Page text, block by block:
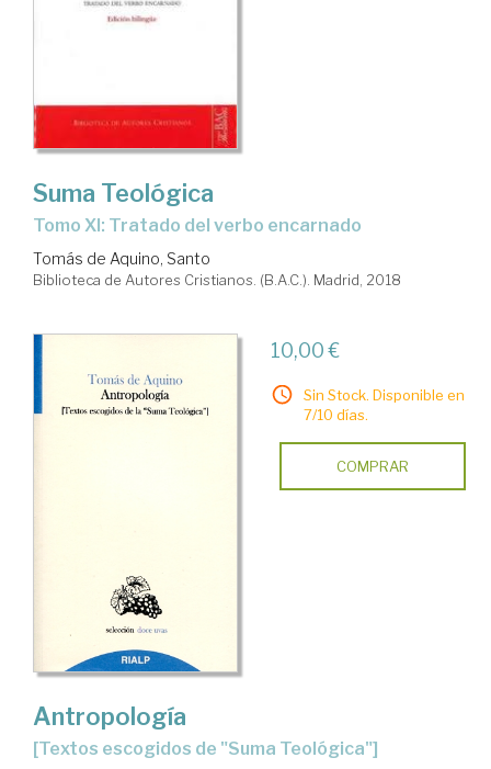
Suma Teológica
Tomo XI: Tratado del verbo encarnado
Tomás de Aquino, Santo
Biblioteca de Autores Cristianos. (B.A.C.). Madrid, 2018
10,00 €
Sin Stock. Disponible en
7/10 días.
COMPRAR
Antropología
[textos escogidos de "Suma Teológica"]